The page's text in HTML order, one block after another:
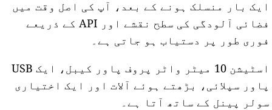
ایک بار منسلک ہونے کے بعد، آپ کی اصل وقت میں
فضائی آلودگی کی سطح نقشے اور API کے ذریعے
فوری طور پر دستیاب ہو جاتی ہے۔
اسٹیشن 10 میٹر واٹر پروف پاور کیبل، ایک USB
پاور سپلائی، بڑھتے ہوئے آلات اور ایک اختیاری
سولر پینل کے ساتھ آتا ہے۔